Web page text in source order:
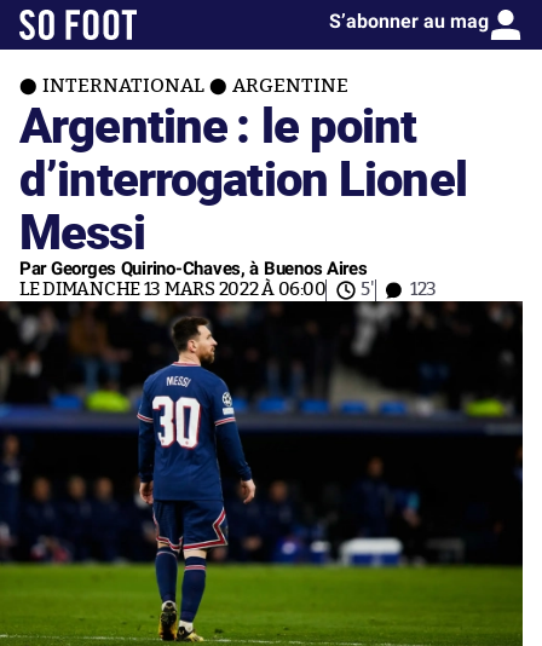
S’abonner au mag
INTERNATIONAL ARGENTINE
Argentine : le point
d’interrogation Lionel
Messi
Par Georges Quirino-Chaves, à Buenos Aires
LE DIMANCHE 13 MARS 2022 À 06:00 5' 123